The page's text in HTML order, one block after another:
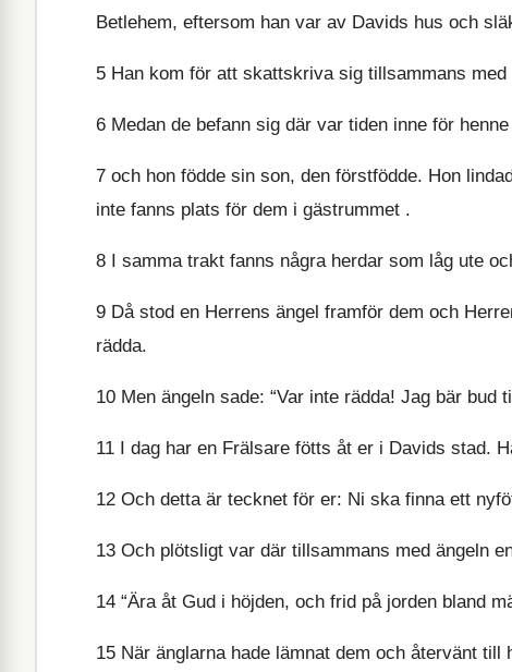
Betlehem, eftersom han var av Davids hus och
5 Han kom för att skattskriva sig tillsammans
6 Medan de befann sig där var tiden inne för
7 och hon födde sin son, den förstfödde. Hon
inte fanns plats för dem i gästrummet .
8 I samma trakt fanns några herdar som låg ute
9 Då stod en Herrens ängel framför dem och
rädda.
10 Men ängeln sade: “Var inte rädda! Jag bär
11 I dag har en Frälsare fötts åt er i Davids stad.
12 Och detta är tecknet för er: Ni ska finna ett
13 Och plötsligt var där tillsammans med ängeln
14 “Ära åt Gud i höjden, och frid på jorden bland
15 När änglarna hade lämnat dem och återvänt